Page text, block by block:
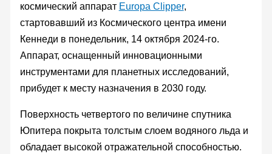
космический аппарат Europa Clipper,
стартовавший из Космического центра имени
Кеннеди в понедельник, 14 октября 2024-го.
Аппарат, оснащенный инновационными
инструментами для планетных исследований,
прибудет к месту назначения в 2030 году.
Поверхность четвертого по величине спутника
Юпитера покрыта толстым слоем водяного льда и
обладает высокой отражательной способностью.